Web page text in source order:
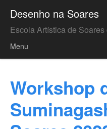
Desenho na Soares
Escola Artística de
Menu
Workshop